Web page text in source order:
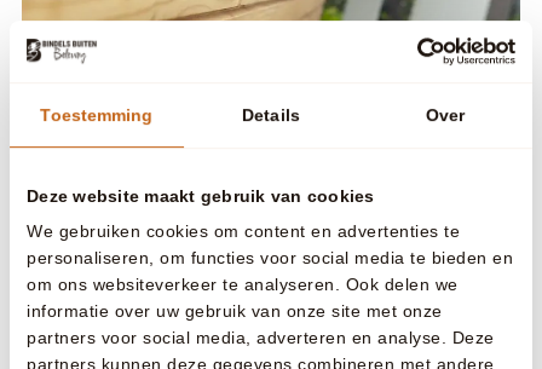
Toestemming Details Over
Deze website maakt gebruik van cookies
We gebruiken cookies om content en advertenties te
personaliseren, om functies voor social media te bieden en
om ons websiteverkeer te analyseren. Ook delen we
informatie over uw gebruik van onze site met onze
partners voor social media, adverteren en analyse. Deze
partners kunnen deze gegevens combineren met andere
Laat jeinspirerendoor
Roy Bindels
0485 36 15 23
info@bindelsbuitenbeleving.nl
Plan je adviesgesprek